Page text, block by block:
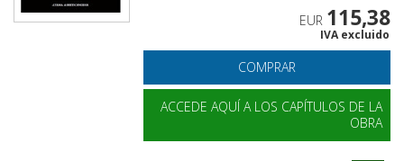
EUR 115,38
IVA excluido
COMPRAR
ACCEDE AQUÍ A LOS CAPÍTULOS DE LA
OBRA